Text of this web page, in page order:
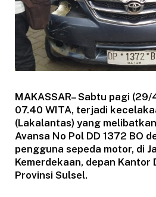
MAKASSAR– Sabtu pagi
07.40 WITA, terjadi
(Lakalantas) yang
Avansa No Pol DD 1372 BO
pengguna sepeda motor, di
Kemerdekaan, depan Kantor
Provinsi Sulsel.